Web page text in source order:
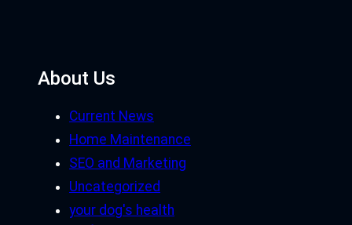
About Us
Current News
Home Maintenance
SEO and Marketing
Uncategorized
your dog's health